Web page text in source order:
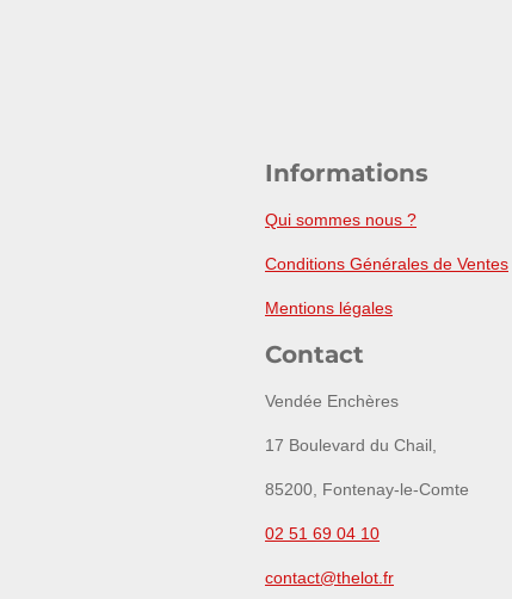
Informations
Qui sommes nous ?
Conditions Générales de Ventes
Mentions légales
Contact
Vendée Enchères
17 Boulevard du Chail,
85200, Fontenay-le-Comte
02 51 69 04 10
contact@thelot.fr